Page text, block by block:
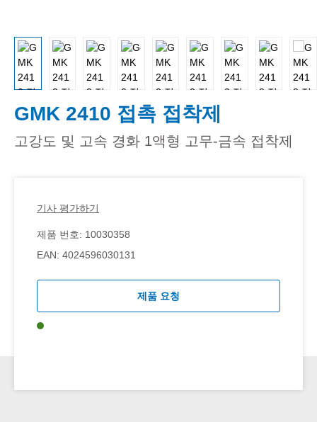
GMK 2410 접촉 접착제
고강도 및 고속 경화 1액형 고무-금속 접착제
기사 평가하기
제품 번호: 10030358
EAN: 4024596030131
제품 요청